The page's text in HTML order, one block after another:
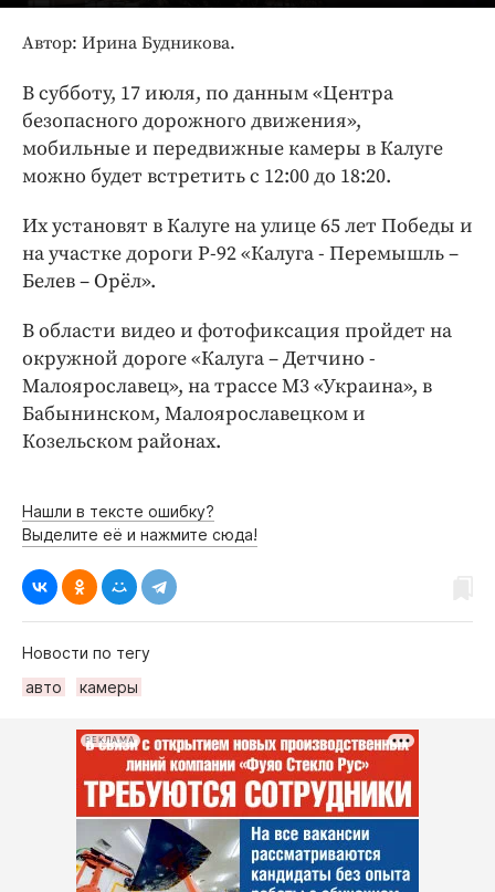
Издания
Медиаперсона
Интересное чтиво
Клиника года
Бренд года
Работодатель года
Автор: Ирина Будникова.
В субботу, 17 июля, по данным «Центра
безопасного дорожного движения»,
мобильные и передвижные камеры в Калуге
можно будет встретить с 12:00 до 18:20.
Их установят в Калуге на улице 65 лет Победы и
на участке дороги Р-92 «Калуга - Перемышль –
Белев – Орёл».
В области видео и фотофиксация пройдет на
окружной дороге «Калуга – Детчино -
Малоярославец», на трассе М3 «Украина», в
Бабынинском, Малоярославецком и
Козельском районах.
Нашли в тексте ошибку?
Выделите её и нажмите сюда!
Новости по тегу
авто
камеры
РЕКЛАМА